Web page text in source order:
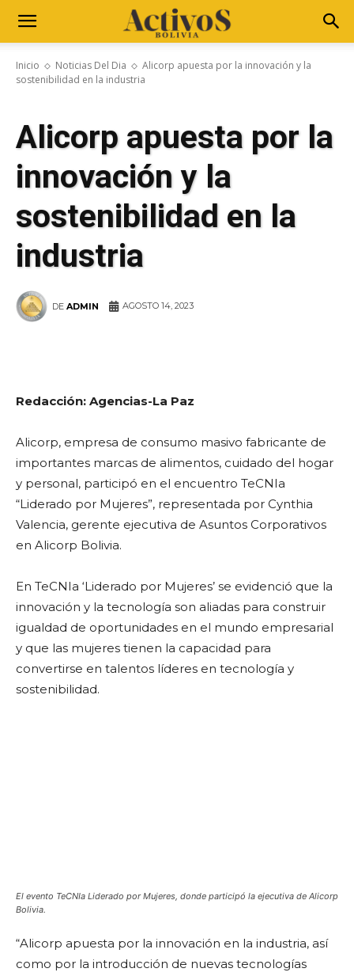
Inicio Noticias Del Dia
Alicorp apuesta por la innovación y la
sostenibilidad en la industria
Alicorp apuesta por la
innovación y la
sostenibilidad en la
industria
DE ADMIN AGOSTO 14, 2023
Redacción: Agencias-La Paz
Alicorp, empresa de consumo masivo fabricante de
importantes marcas de alimentos, cuidado del hogar
y personal, participó en el encuentro TeCNIa
“Liderado por Mujeres”, representada por Cynthia
Valencia, gerente ejecutiva de Asuntos Corporativos
en Alicorp Bolivia.
En TeCNIa ‘Liderado por Mujeres’ se evidenció que la
innovación y la tecnología son aliadas para construir
igualdad de oportunidades en el mundo empresarial
y que las mujeres tienen la capacidad para
convertirse en talentos líderes en tecnología y
sostenibilidad.
El evento TeCNIa Liderado por Mujeres, donde participó la ejecutiva de Alicorp
Bolivia.
“Alicorp apuesta por la innovación en la industria, así
como por la introducción de nuevas tecnologías